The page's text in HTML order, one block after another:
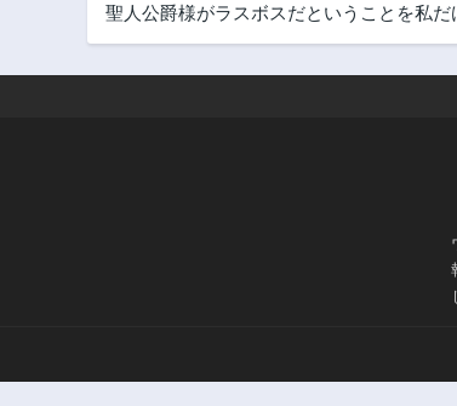
聖人公爵様がラスボスだということを私